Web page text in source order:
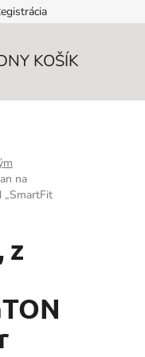
KOŠÍK
na
„SmartFit
z